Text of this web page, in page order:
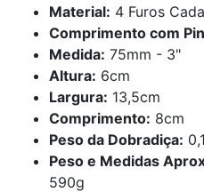
Material: 4 Furos
Comprimento com
Medida: 75mm - 3"
Altura: 6cm
Largura: 13,5cm
Comprimento: 8cm
Peso da Dobradiça:
Peso e Medidas
590g